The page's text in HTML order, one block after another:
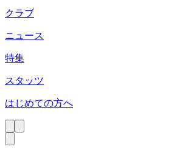
クラブ
ニュース
特集
スタッツ
はじめての方へ